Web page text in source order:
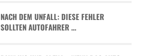
NACH DEM UNFALL: DIESE FEHLER
SOLLTEN AUTOFAHRER …